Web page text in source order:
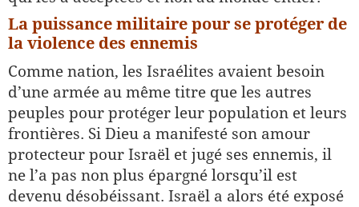
La puissance militaire pour se protéger de
la violence des ennemis
Comme nation, les Israélites avaient besoin
d’une armée au même titre que les autres
peuples pour protéger leur population et leurs
frontières. Si Dieu a manifesté son amour
protecteur pour Israël et jugé ses ennemis, il
ne l’a pas non plus épargné lorsqu’il est
devenu désobéissant. Israël a alors été exposé